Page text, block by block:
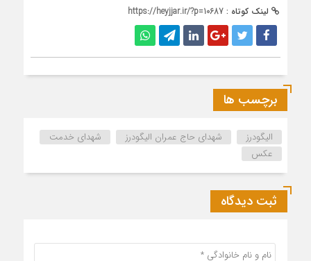
لینک کوتاه : https://heyjjar.ir/?p=10687
برچسب ها
الیگودرز شهدای حاج عمران الیگودرز
شهدای خدمت
عکس
ثبت دیدگاه